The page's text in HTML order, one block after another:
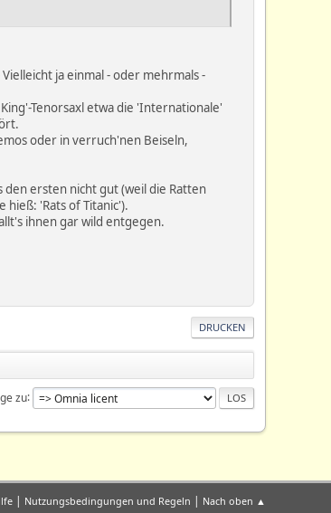
ja einmal - oder mehrmals -
Tenorsaxl etwa die 'Internationale'
oder in verruch'nen Beiseln,
ersten nicht gut (weil die Ratten
'Rats of Titanic').
ihnen gar wild entgegen.
DRUCKEN
zu
| Nutzungsbedingungen und Regeln | Nach oben ▲